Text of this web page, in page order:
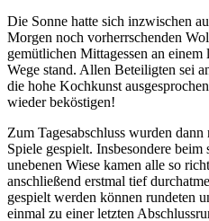
Die Sonne hatte sich inzwischen
Morgen noch vorherrschenden
gemütlichen Mittagessen an
Wege stand. Allen Beteiligten sei
die hohe Kochkunst
wieder beköstigen!
Zum Tagesabschluss wurden
Spiele gespielt. Insbesondere
unebenen Wiese kamen alle so
anschließend erstmal tief
gespielt werden können rundeten
einmal zu einer letzten